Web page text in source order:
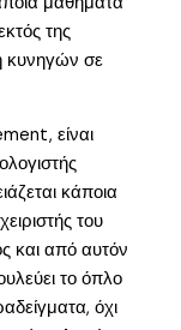
της
κυνηγών σε
είναι
κάποια
του
και από αυτόν
το όπλο
όχι